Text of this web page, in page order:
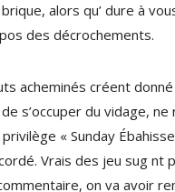
alors qu’ dure à
des décrochements.
acheminés créent
s’occuper du vidage, ne
« Sunday
Vrais des jeu sug nt
on va avoir